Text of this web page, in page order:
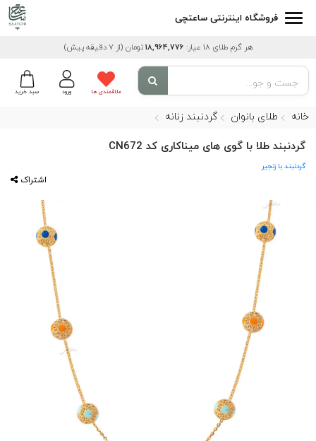
فروشگاه اینترنتی ساعتچی
هر گرم طلای 18 عیار: 18,964,776تومان (از 7 دقیقه پیش)
سبد خرید ورود علاقمندی ها
خانه طلای بانوان گردنبند زنانه
گردنبند طلا با گوی های میناکاری کد CN672
گردنبند با زنجیر
اشتراک